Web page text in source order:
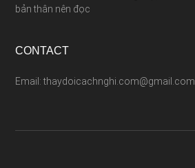
bản thân nên đọc
CONTACT
Email: thaydoicachnghi.com@gmail.com